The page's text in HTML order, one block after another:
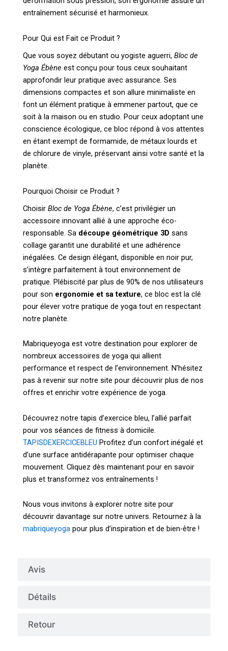
Avis
Détails
Retour
entraînement sécurisé et harmonieux.
Pour Qui est Fait ce Produit ?
Que vous soyez débutant ou yogiste aguerri, Bloc de
Yoga Ébène est conçu pour tous ceux souhaitant
approfondir leur pratique avec assurance. Ses
dimensions compactes et son allure minimaliste en
font un élément pratique à emmener partout, que ce
soit à la maison ou en studio. Pour ceux adoptant une
conscience écologique, ce bloc répond à vos attentes
en étant exempt de formamide, de métaux lourds et
de chlorure de vinyle, préservant ainsi votre santé et la
planète.
Pourquoi Choisir ce Produit ?
Choisir Bloc de Yoga Ébène, c’est privilégier un
accessoire innovant allié à une approche éco-
responsable. Sa découpe géométrique 3D sans
collage garantit une durabilité et une adhérence
inégalées. Ce design élégant, disponible en noir pur,
s’intègre parfaitement à tout environnement de
pratique. Plébiscité par plus de 90% de nos utilisateurs
pour son ergonomie et sa texture, ce bloc est la clé
pour élever votre pratique de yoga tout en respectant
notre planète.
Mabriqueyoga est votre destination pour explorer de
nombreux accessoires de yoga qui allient
performance et respect de l’environnement. N’hésitez
pas à revenir sur notre site pour découvrir plus de nos
offres et enrichir votre expérience de yoga.
Découvrez notre tapis d’exercice bleu, l’allié parfait
pour vos séances de fitness à domicile.
TAPISDEXERCICEBLEU Profitez d’un confort inégalé et
d’une surface antidérapante pour optimiser chaque
mouvement. Cliquez dès maintenant pour en savoir
plus et transformez vos entraînements !
Nous vous invitons à explorer notre site pour
découvrir davantage sur notre univers. Retournez à la
mabriqueyoga pour plus d’inspiration et de bien-être !